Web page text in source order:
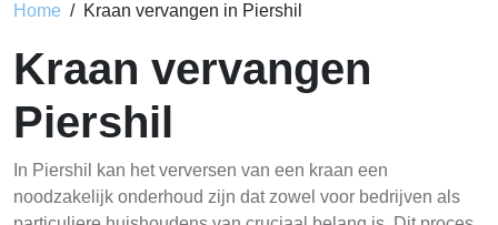
Home Kraan vervangen in Piershil
Kraan vervangen
Piershil
In Piershil kan het verversen van een kraan een
noodzakelijk onderhoud zijn dat zowel voor bedrijven als